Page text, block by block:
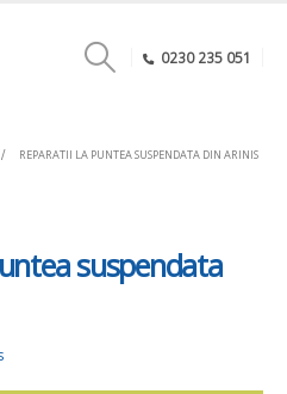
0230 235 051
REPARATII LA PUNTEA SUSPENDATA DIN ARINIS
suspendata